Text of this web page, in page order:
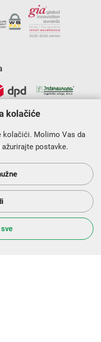
sufinanciranog iz
u sklopu Operativnog
i kohezija”.
od 2014. godine!
kolačiće
kolačići. Molimo Vas da
ažurirajte postavke.